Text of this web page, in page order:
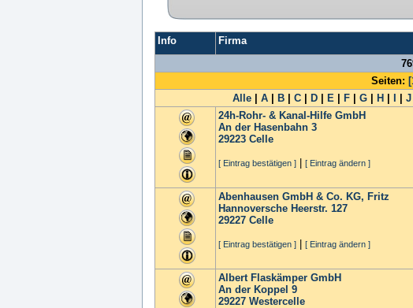
Info Firma
Seiten:
Alle
A B C D E F G H J
24h-Rohr- & Kanal-Hilfe GmbH
An der Hasenbahn 3
29223 Celle
[ Eintrag bestätigen ] [ Eintrag ändern ]
Abenhausen GmbH & Co. KG, Fritz
Hannoversche Heerstr. 127
29227 Celle
[ Eintrag bestätigen ] [ Eintrag ändern ]
Albert Flaskämper GmbH
An der Koppel 9
29227 Westercelle